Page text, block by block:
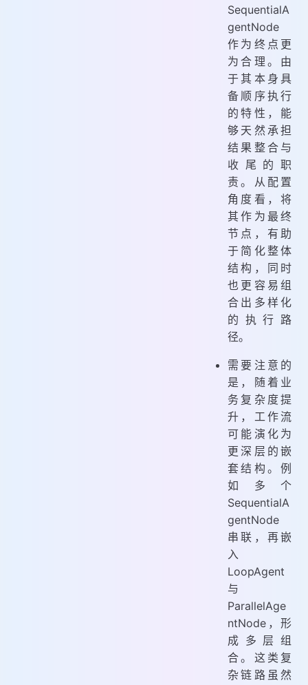
SequentialA
gentNode
作为终点更
为合理。由
于其本身具
备顺序执行
的特性，能
够天然承担
结果整合与
收尾的职
责。从配置
角度看，将
其作为最终
节点，有助
于简化整体
结构，同时
也更容易组
合出多样化
的执行路
径。
需要注意的
是，随着业
务复杂度提
升，工作流
可能演化为
更深层的嵌
套结构。例
如多个
SequentialA
gentNode
串联，再嵌
入
LoopAgent
与
ParallelAge
ntNode，形
成多层组
合。这类复
杂链路虽然